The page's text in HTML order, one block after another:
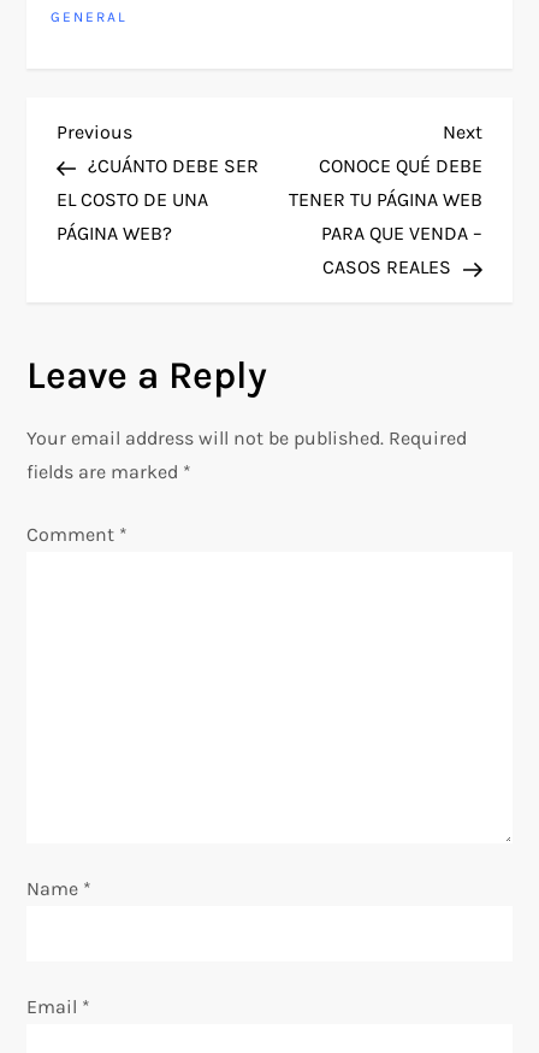
GENERAL
P
o
s
n
a
v
i
n
Previous
Post
Previous
¿CUÁNTO DEBE SER
EL COSTO DE UNA
PÁGINA WEB?
Next
Post
Next
CONOCE QUÉ DEBE
TENER TU PÁGINA WEB
PARA QUE VENDA –
CASOS REALES
Leave a Reply
Your email address will not be published. Required
fields are marked *
Comment *
Name *
Email *